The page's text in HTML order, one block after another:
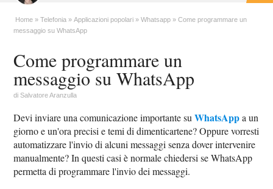
Home Telefonia Applicazioni popolari Whatsapp
Come programmare un
messaggio su WhatsApp
Come programmare un
messaggio su WhatsApp
diSalvatore Aranzulla
Devi inviare una comunicazione importante suWhatsAppa un
giorno e un'ora precisi e temi di dimenticartene? Oppure vorresti
automatizzare l'invio di alcuni messaggi senza dover intervenire
manualmente? In questi casi è normale chiedersi se WhatsApp
permetta di programmare l'invio dei messaggi.